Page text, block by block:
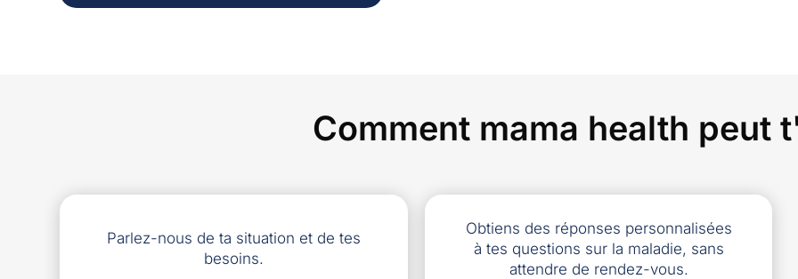
Comment mama health peut
Parlez-nous de ta situation et de tes
besoins.
Obtiens des réponses personnalisées
à tes questions sur la maladie, sans
attendre de rendez-vous.